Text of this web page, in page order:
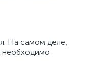
На самом деле,
необходимо